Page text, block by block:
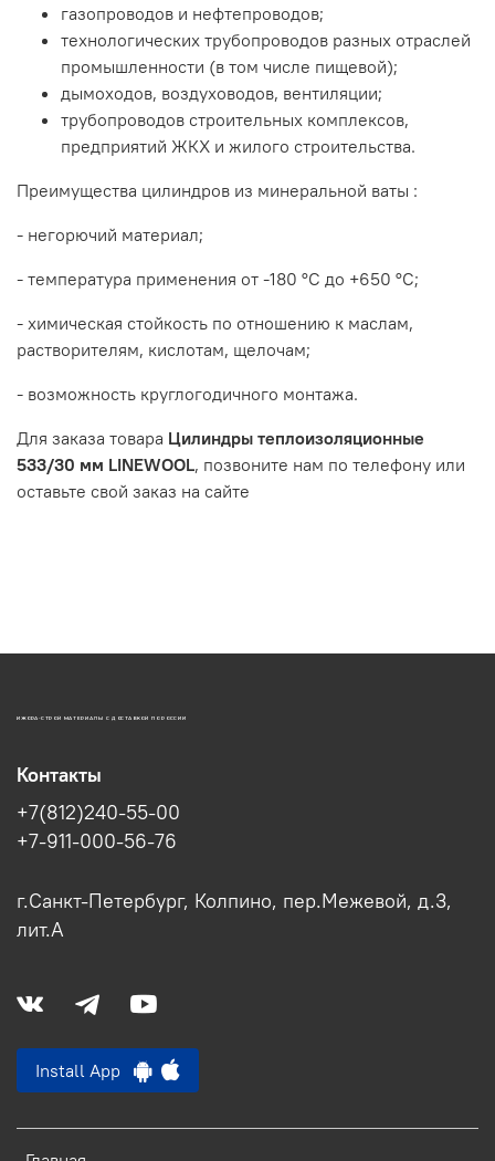
газопроводов и нефтепроводов;
технологических трубопроводов разных отраслей
промышленности (в том числе пищевой);
дымоходов, воздуховодов, вентиляции;
трубопроводов строительных комплексов,
предприятий ЖКХ и жилого строительства.
Преимущества цилиндров из минеральной ваты :
- негорючий материал;
- температура применения от -180 °С до +650 °С;
- химическая стойкость по отношению к маслам,
растворителям, кислотам, щелочам;
- возможность круглогодичного монтажа.
Для заказа товара Цилиндры теплоизоляционные
533/30 мм LINEWOOL, позвоните нам по телефону или
оставьте свой заказ на сайте
ИЖОРА-СТРОЙ МАТЕРИАЛЫ С ДОСТАВКОЙ ПО РОССИИ
Контакты
+7(812)240-55-00
+7-911-000-56-76
г.Санкт-Петербург, Колпино, пер.Межевой, д.3,
лит.А
Install App